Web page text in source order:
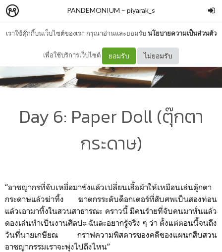
เราใช้คุ๊กกี้บนเว็บไซต์ของเรา กรุณาอ่านและยอมรับนโยบายความเป็นส่วนตัว
เพื่อใช้บริการเว็บไซต์ ยอมรับ ไม่ยอมรับ
PANDEMONIUM – piyarak_s
Day 6: Paper Doll (ตุ๊กตา
กระดาษ)
“อาชญากรที่จับเหยื่อมาขังแล้วเปลี่ยนเสื้อผ้าให้เหมือนเล่นตุ๊กตา
กระดาษแล้วฆ่าทิ้ง ฆาตกรระดับด็อกเตอร์ที่สับศพเป็นสองท่อน
แล้วเอามาทิ้งในสวนสาธารณะ คราวนี้ มีคนร้ายที่จับคนมาหั่นแล้ว
ดองเล่นทำเป็นงานศิลปะ ฉันละอยากรู้จริง ๆ ว่า ตั้งแต่ตอนนี้จนถึง
วันที่นายเกษียณ กราฟความพิสดารของคดีของแผนกสืบสวน
อาชญากรรมเราจะพุ่งไปถึงไหน”